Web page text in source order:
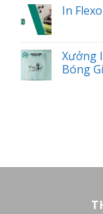
In
Xưởng
Bóng